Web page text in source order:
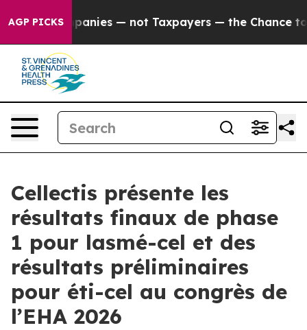
AGP PICKS— not Taxpayers — the Chance to Cash in
Cellectis présente les
résultats finaux de phase
1 pour lasmé-cel et des
résultats préliminaires
pour éti-cel au congrès de
l’EHA 2026